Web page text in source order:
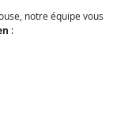
notre équipe vous
: